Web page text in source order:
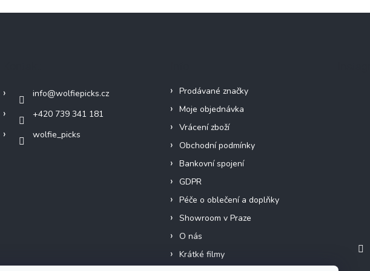
info@wolfiepicks.cz
+420 739 341 181
wolfie_picks
Prodávané značky
Moje objednávka
Vrácení zboží
Obchodní podmínky
Bankovní spojení
GDPR
Péče o oblečení a doplňky
Showroom v Praze
O nás
Krátké filmy